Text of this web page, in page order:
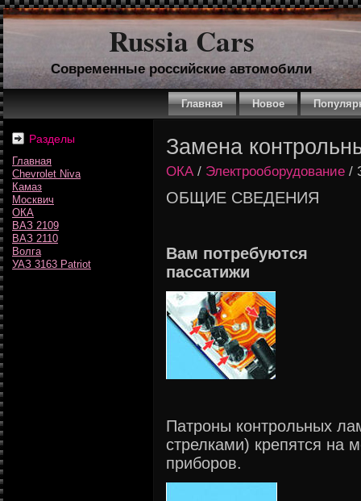
Russia Cars
Современные российские автомобили
Главная Новое
Разделы
Главная
Chevrolet Niva
Камаз
Москвич
ОКА
ВАЗ 2109
ВАЗ 2110
Волга
УАЗ 3163 Patriot
Замена
ОКА / Электрооборудование /
ОБЩИЕ СВЕДЕНИЯ
Вам потребуются
пассатижи
Патроны контрольных
стрелками) крепятся на
приборов.